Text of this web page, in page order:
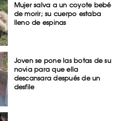
Mujer salva a un coyote bebé
de morir; su cuerpo estaba
lleno de espinas
Joven se pone las botas de su
novia para que ella
descansara después de un
desfile